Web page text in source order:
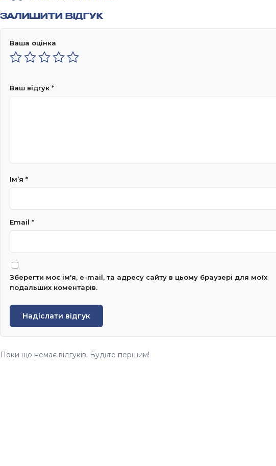
ЗАЛИШИТИ ВІДГУК
Ваша оцінка
Ваш відгук *
Імʼя *
Email *
Зберегти моє ім'я, e-mail, та адресу сайту в цьому браузері для моїх
подальших коментарів.
Надіслати відгук
Поки що немає відгуків. Будьте першим!